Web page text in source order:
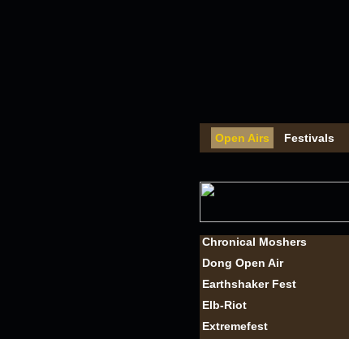
Open Airs Festivals
Chronical Moshers
Dong Open Air
Earthshaker Fest
Elb-Riot
Extremefest